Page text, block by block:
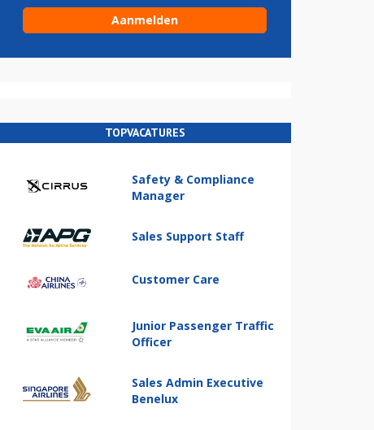
TOPVACATURES
Safety & Compliance
Manager
Sales Support Staff
Customer Care
Junior Passenger Traffic
Officer
Sales Admin Executive
Benelux